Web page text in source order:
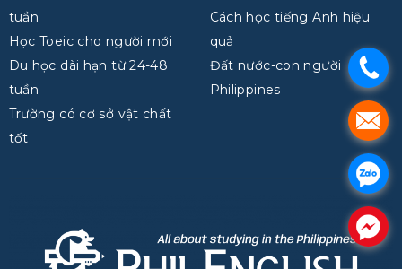
tuần
Học Toeic cho người mới
Du học dài hạn từ 24-48
tuần
Trường có cơ sở vật chất
tốt
Cách học tiếng Anh hiệu
quả
Đất nước-con người
Philippines
.
.
.
.